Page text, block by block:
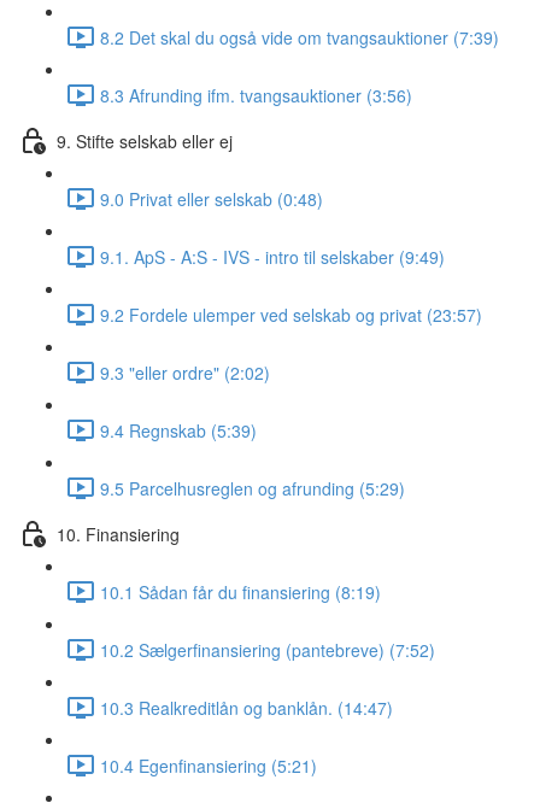
8.2 Det skal du også vide om tvangsauktioner (7:39)
8.3 Afrunding ifm. tvangsauktioner (3:56)
9. Stifte selskab eller ej
9.0 Privat eller selskab (0:48)
9.1. ApS - A:S - IVS - intro til selskaber (9:49)
9.2 Fordele ulemper ved selskab og privat (23:57)
9.3 "eller ordre" (2:02)
9.4 Regnskab (5:39)
9.5 Parcelhusreglen og afrunding (5:29)
10. Finansiering
10.1 Sådan får du finansiering (8:19)
10.2 Sælgerfinansiering (pantebreve) (7:52)
10.3 Realkreditlån og banklån. (14:47)
10.4 Egenfinansiering (5:21)